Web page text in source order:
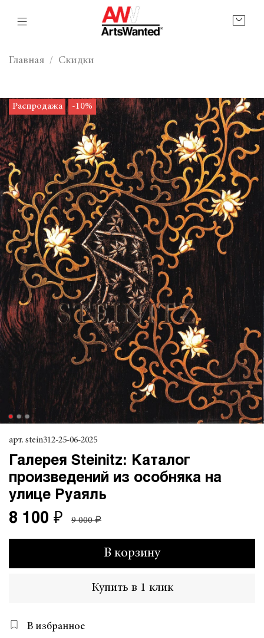
Главная Скидки
Распродажа -10%
арт. stein312-25-06-2025
Галерея Steinitz: Каталог
произведений из особняка на
улице Руаяль
8 100 ₽ 9 000 ₽
В корзину
Купить в 1 клик
В избранное